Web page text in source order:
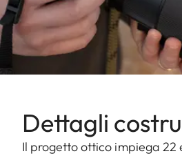
Dettagli
Il progetto ottico impiega 22